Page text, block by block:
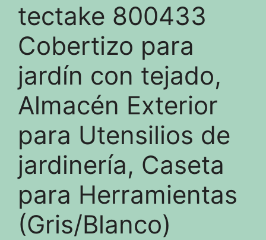
tectake 800433
Cobertizo para
jardín con tejado,
Almacén Exterior
para Utensilios de
jardinería, Caseta
para Herramientas
(Gris/Blanco)